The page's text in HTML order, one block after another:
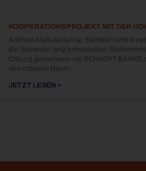
KOOPERATIONSPROJEKT MIT DER
Additive Manufacturing, Edelstahl und
Ein Semester lang entwickelten
Coburg gemeinsam mit BENKERT BÄNKE
den urbanen Raum.
JETZT LESEN »